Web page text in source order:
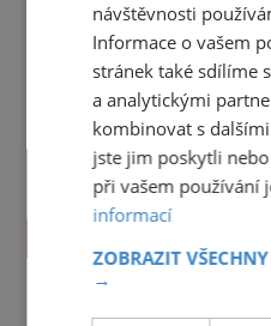
Jihočeský kraj
Královéhradecký
návštěvnosti
Informace o vašem
stránek také sdílíme
a analytickými
kombinovat s
jste jim poskytli
při vašem používání
informací
ZOBRAZIT
→